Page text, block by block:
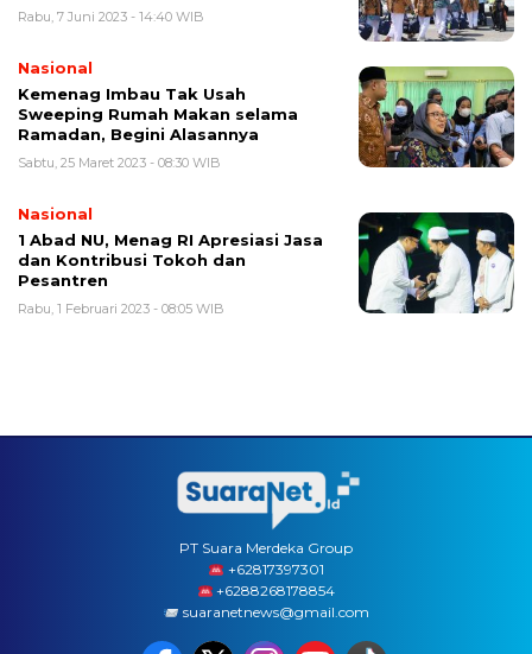
Rabu, 7 Juni 2023 - 14:40 WIB
Nasional
Kemenag Imbau Tak Usah
Sweeping Rumah Makan selama
Ramadan, Begini Alasannya
Sabtu, 25 Maret 2023 - 08:30 WIB
Nasional
1 Abad NU, Menag RI Apresiasi Jasa
dan Kontribusi Tokoh dan
Pesantren
Rabu, 1 Februari 2023 - 08:05 WIB
PT Suara Merdeka Group
‪+62817397301
+6288268178854
suaranetnews@gmail.com